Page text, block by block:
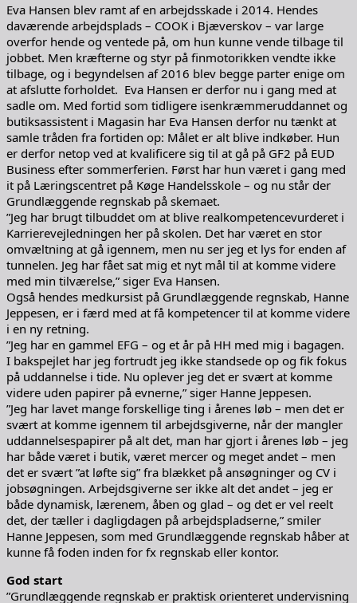
Eva Hansen blev ramt af en arbejdsskade i 2014. Hendes
daværende arbejdsplads – COOK i Bjæverskov – var large
overfor hende og ventede på, om hun kunne vende tilbage til
jobbet. Men kræfterne og styr på finmotorikken vendte ikke
tilbage, og i begyndelsen af 2016 blev begge parter enige om
at afslutte forholdet. Eva Hansen er derfor nu i gang med at
sadle om. Med fortid som tidligere isenkræmmeruddannet og
butiksassistent i Magasin har Eva Hansen derfor nu tænkt at
samle tråden fra fortiden op: Målet er alt blive indkøber. Hun
er derfor netop ved at kvalificere sig til at gå på GF2 på EUD
Business efter sommerferien. Først har hun været i gang med
it på Læringscentret på Køge Handelsskole – og nu står der
Grundlæggende regnskab på skemaet.
”Jeg har brugt tilbuddet om at blive realkompetencevurderet i
Karrierevejledningen her på skolen. Det har været en stor
omvæltning at gå igennem, men nu ser jeg et lys for enden af
tunnelen. Jeg har fået sat mig et nyt mål til at komme videre
med min tilværelse,” siger Eva Hansen.
Også hendes medkursist på Grundlæggende regnskab, Hanne
Jeppesen, er i færd med at få kompetencer til at komme videre
i en ny retning.
”Jeg har en gammel EFG – og et år på HH med mig i bagagen.
I bakspejlet har jeg fortrudt jeg ikke standsede op og fik fokus
på uddannelse i tide. Nu oplever jeg det er svært at komme
videre uden papirer på evnerne,” siger Hanne Jeppesen.
”Jeg har lavet mange forskellige ting i årenes løb – men det er
svært at komme igennem til arbejdsgiverne, når der mangler
uddannelsespapirer på alt det, man har gjort i årenes løb – jeg
har både været i butik, været mercer og meget andet – men
det er svært ”at løfte sig” fra blækket på ansøgninger og CV i
jobsøgningen. Arbejdsgiverne ser ikke alt det andet – jeg er
både dynamisk, lærenem, åben og glad – og det er vel reelt
det, der tæller i dagligdagen på arbejdspladserne,” smiler
Hanne Jeppesen, som med Grundlæggende regnskab håber at
kunne få foden inden for fx regnskab eller kontor.
God start
”Grundlæggende regnskab er praktisk orienteret undervisning